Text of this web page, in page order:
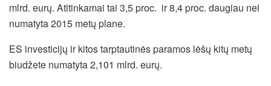
mlrd. eurų. Atitinkamai tai 3,5 proc. ir 8,4 proc. daugiau nei
numatyta 2015 metų plane.
ES investicijų ir kitos tarptautinės paramos lėšų kitų metų
biudžete numatyta 2,101 mlrd. eurų.